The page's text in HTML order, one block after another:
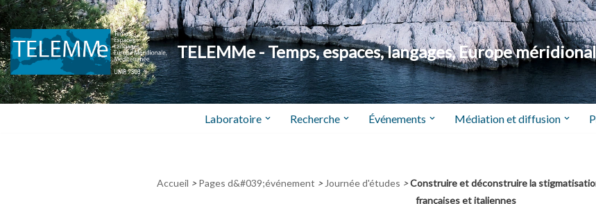
Aller
au
contenu
TELEMMe - Temps, espaces, langages, Europe
Laboratoire Recherche Événements Médiation et diffusion
Accueil > Pages d&#039;événement > Journée d'études >Construire et déconstruire la
françaises et italiennes